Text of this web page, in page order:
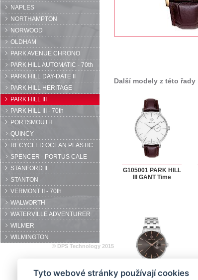
NAPLES
NORTHAMPTON
NORWOOD
OLDHAM
PARK AVENUE CHRONO
PARK HILL AUTOMATIC - 70th
PARK HILL DAY-DATE II
PARK HILL HERITAGE
PARK HILL III
PARK HILL III - 70th
PORTSMOUTH
QUINCY
RECYCLED OCEAN PLASTIC
SPENCER - PORTUS CALE
STANFORD II
STANTON
VERMONT II - 70th
WALWORTH
WATERVILLE ADVENTURER
WILMER
WILMINGTON
Další modely z této řady
G105001 PARK HILL
III GANT Time
© DPS Technology 2015
Tyto webové stránky používají cookies